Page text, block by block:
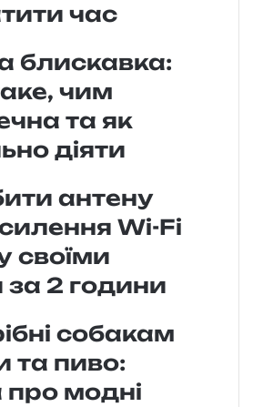
час
блискавка:
чим
та як
діяти
антену
Wi-Fi
своїми
2 години
собакам
та пиво:
модні